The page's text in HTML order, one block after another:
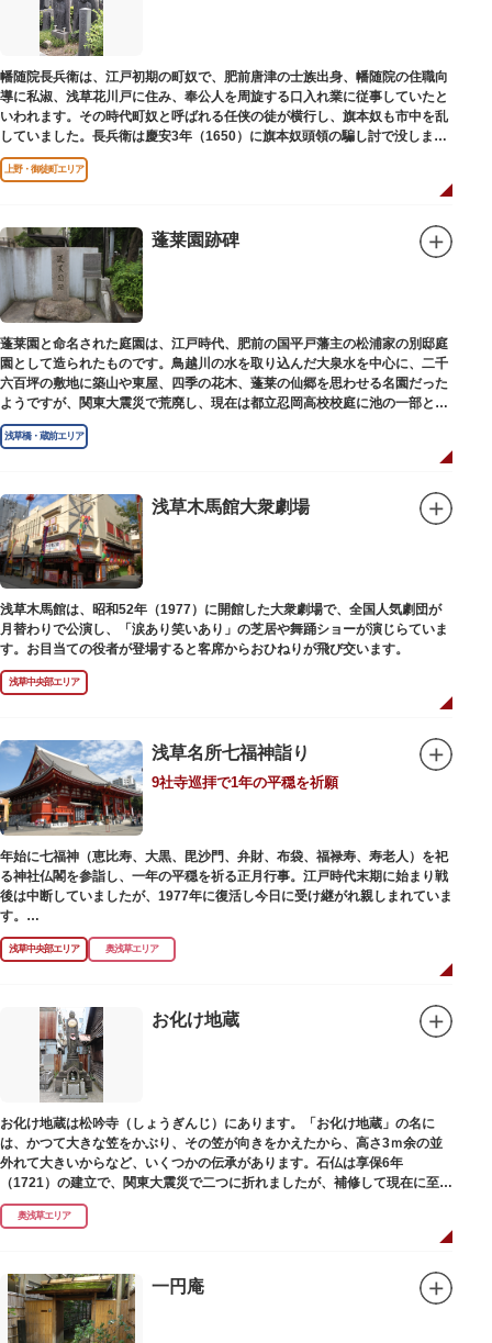
幡随院長兵衛は、江戸初期の町奴で、肥前唐津の士族出身、幡随院の住職向
導に私淑、浅草花川戸に住み、奉公人を周旋する口入れ業に従事していたと
いわれます。その時代町奴と呼ばれる任侠の徒が横行し、旗本奴も市中を乱
していました。長兵衛は慶安3年（1650）に旗本奴頭領の騙し討で没しまし
た。お墓は源空寺（げんくうじ）にあります。
上野・御徒町エリア
蓬莱園跡碑
蓬莱園と命名された庭園は、江戸時代、肥前の国平戸藩主の松浦家の別邸庭
園として造られたものです。鳥越川の水を取り込んだ大泉水を中心に、二千
六百坪の敷地に築山や東屋、四季の花木、蓬莱の仙郷を思わせる名園だった
ようですが、関東大震災で荒廃し、現在は都立忍岡高校校庭に池の一部と都
指定の天然記念物の大イチョウを残すのみです。
浅草橋・蔵前エリア
浅草木馬館大衆劇場
浅草木馬館は、昭和52年（1977）に開館した大衆劇場で、全国人気劇団が
月替わりで公演し、「涙あり笑いあり」の芝居や舞踊ショーが演じらていま
す。お目当ての役者が登場すると客席からおひねりが飛び交います。
浅草中央部エリア
浅草名所七福神詣り
9社寺巡拝で1年の平穏を祈願
年始に七福神（恵比寿、大黒、毘沙門、弁財、布袋、福禄寿、寿老人）を祀
る神社仏閣を参詣し、一年の平穏を祈る正月行事。江戸時代末期に始まり戦
後は中断していましたが、1977年に復活し今日に受け継がれ親しまれていま
す。
浅草名所七福神の特徴は福禄寿、寿老人が2社ずつあり、巡る社寺が9ヶ所あ
るところ。九は数の究み、鳩と言う字にも使われていて、鳩は「集まる」と
絵馬をつけ、色紙・福絵に御朱印をいただきながら巡拝しましょう。
江戸文化発祥の地といわれる浅草には、観音様の境内を中心として広く各所
に名所・旧跡があります。七福神をめぐる途中、これらの名跡も訪ねながら
江戸文化の面影を偲んでみてはいかがでしょうか。
御利益にあやかりながらの散策は、福徳と心の安らぎを与えてくれることで
しょう。
浅草中央部エリア 奥浅草エリア
お化け地蔵
お化け地蔵は松吟寺（しょうぎんじ）にあります。「お化け地蔵」の名に
は、かつて大きな笠をかぶり、その笠が向きをかえたから、高さ3ｍ余の並
外れて大きいからなど、いくつかの伝承があります。石仏は享保6年
（1721）の建立で、関東大震災で二つに折れましたが、補修して現在に至っ
ています。常夜灯は、寛政2年（1790）に建てられました。
奥浅草エリア
一円庵